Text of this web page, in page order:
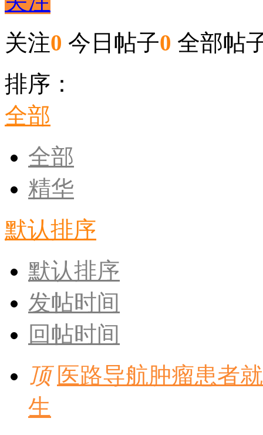
关注0 今日帖子0 全部帖
排序：
全部
全部
精华
默认排序
默认排序
发帖时间
回帖时间
顶 医路导航肿瘤患者
生